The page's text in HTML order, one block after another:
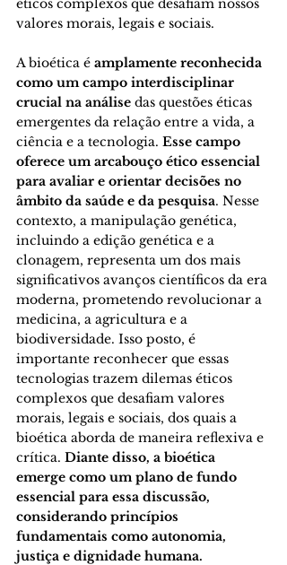
éticos complexos que desafiam nossos
valores morais, legais e sociais.
A bioética é amplamente reconhecida
como um campo interdisciplinar
crucial na análise das questões éticas
emergentes da relação entre a vida, a
ciência e a tecnologia. Esse campo
oferece um arcabouço ético essencial
para avaliar e orientar decisões no
âmbito da saúde e da pesquisa. Nesse
contexto, a manipulação genética,
incluindo a edição genética e a
clonagem, representa um dos mais
significativos avanços científicos da era
moderna, prometendo revolucionar a
medicina, a agricultura e a
biodiversidade. Isso posto, é
importante reconhecer que essas
tecnologias trazem dilemas éticos
complexos que desafiam valores
morais, legais e sociais, dos quais a
bioética aborda de maneira reflexiva e
crítica. Diante disso, a bioética
emerge como um plano de fundo
essencial para essa discussão,
considerando princípios
fundamentais como autonomia,
justiça e dignidade humana.